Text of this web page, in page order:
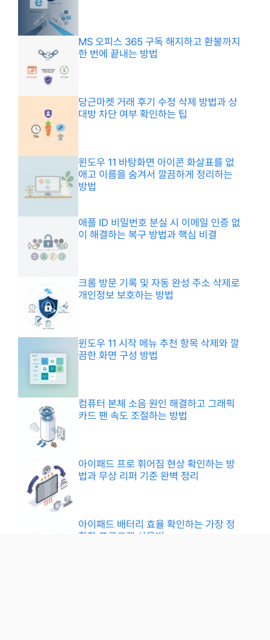
MS 오피스 365 구독 해지하고 환불까지
한 번에 끝내는 방법
당근마켓 거래 후기 수정 삭제 방법과 상
대방 차단 여부 확인하는 팁
윈도우 11 바탕화면 아이콘 화살표를 없
애고 이름을 숨겨서 깔끔하게 정리하는
방법
애플 ID 비밀번호 분실 시 이메일 인증 없
이 해결하는 복구 방법과 핵심 비결
크롬 방문 기록 및 자동 완성 주소 삭제로
개인정보 보호하는 방법
윈도우 11 시작 메뉴 추천 항목 삭제와 깔
끔한 화면 구성 방법
컴퓨터 본체 소음 원인 해결하고 그래픽
카드 팬 속도 조절하는 방법
아이패드 프로 휘어짐 현상 확인하는 방
법과 무상 리퍼 기준 완벽 정리
아이패드 배터리 효율 확인하는 가장 정
확한 프로그램 사용법